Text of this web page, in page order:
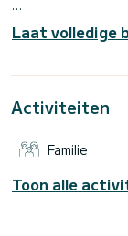
bootcapaciteit
14 meter is dit
Marina di Portisco
Voor uw comfort
rolgenua. Het
Neem contact
Laat volledige
Activiteiten
Familie
Toon alle